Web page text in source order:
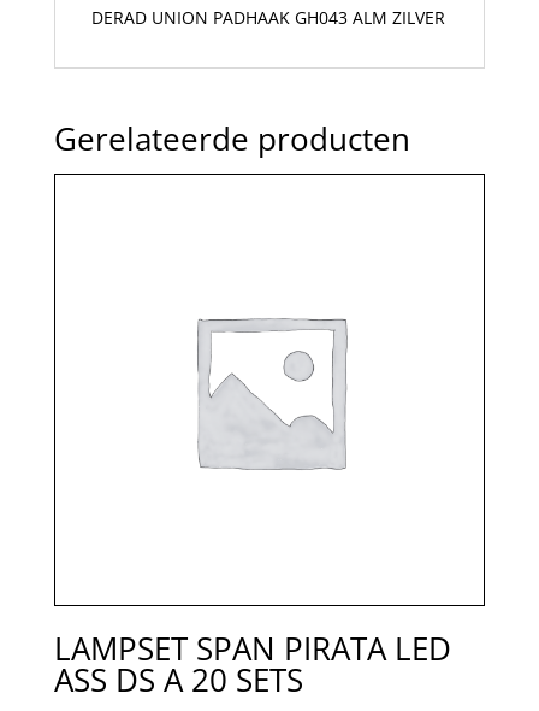
DERAD UNION PADHAAK GH043 ALM ZILVER
Gerelateerde producten
LAMPSET SPAN PIRATA LED
ASS DS A 20 SETS